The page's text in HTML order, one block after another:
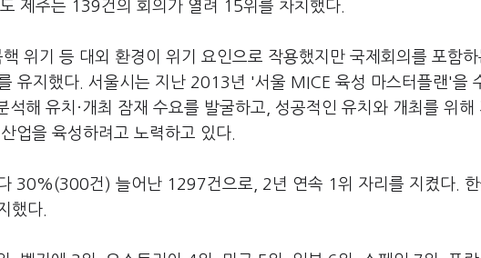
제주는 139건의 회의가 열려 15위를 차치했다.
위기 등 대외 환경이 위기 요인으로 작용했지만 국제회의를 포함
유지했다. 서울시는 지난 2013년 '서울 MICE 육성 마스터플랜'을
해 유치·개최 잠재 수요를 발굴하고, 성공적인 유치와 개최를 위해
업을 육성하려고 노력하고 있다.
30%(300건) 늘어난 1297건으로, 2년 연속 1위 자리를 지켰다.
했다.